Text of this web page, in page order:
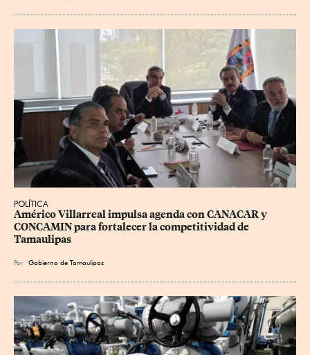
POLÍTICA
Américo Villarreal impulsa agenda con CANACAR y
CONCAMIN para fortalecer la competitividad de
Tamaulipas
Por Gobierno de Tamaulipas